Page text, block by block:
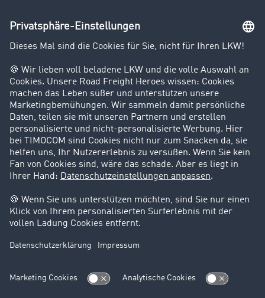
Unternehmen
Kunden werben Kunden
Success Stories
Karriere
Support
Kontakt
Rechtliches
Impressum
AGB